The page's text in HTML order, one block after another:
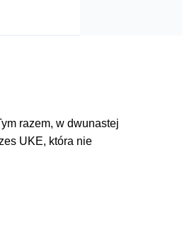
razem, w dwunastej
UKE, która nie